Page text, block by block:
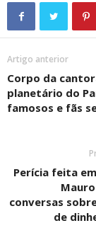
Artigo anterior
Corpo da
planetário do
famosos e fãs
Perícia feita
conversas
de